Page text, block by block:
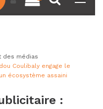
des médias
Coulibaly engage le
écosystème assaini
: